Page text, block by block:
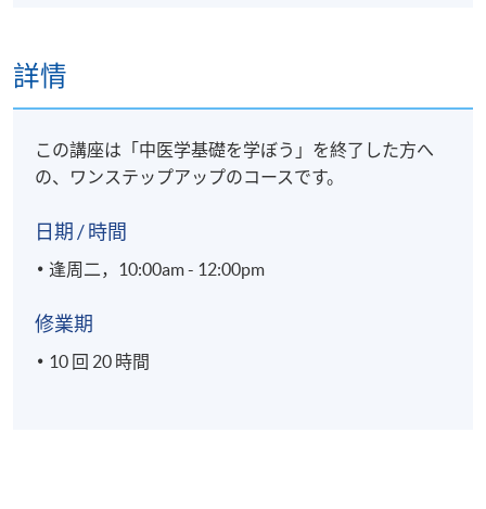
詳情
この講座は「中医学基礎を学ぼう」を終了した方へ
の、ワンステップアップのコースです。
日期 / 時間
逢周二，10:00am - 12:00pm
修業期
10 回 20 時間